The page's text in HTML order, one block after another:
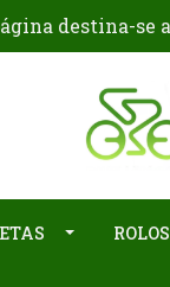
destina-se